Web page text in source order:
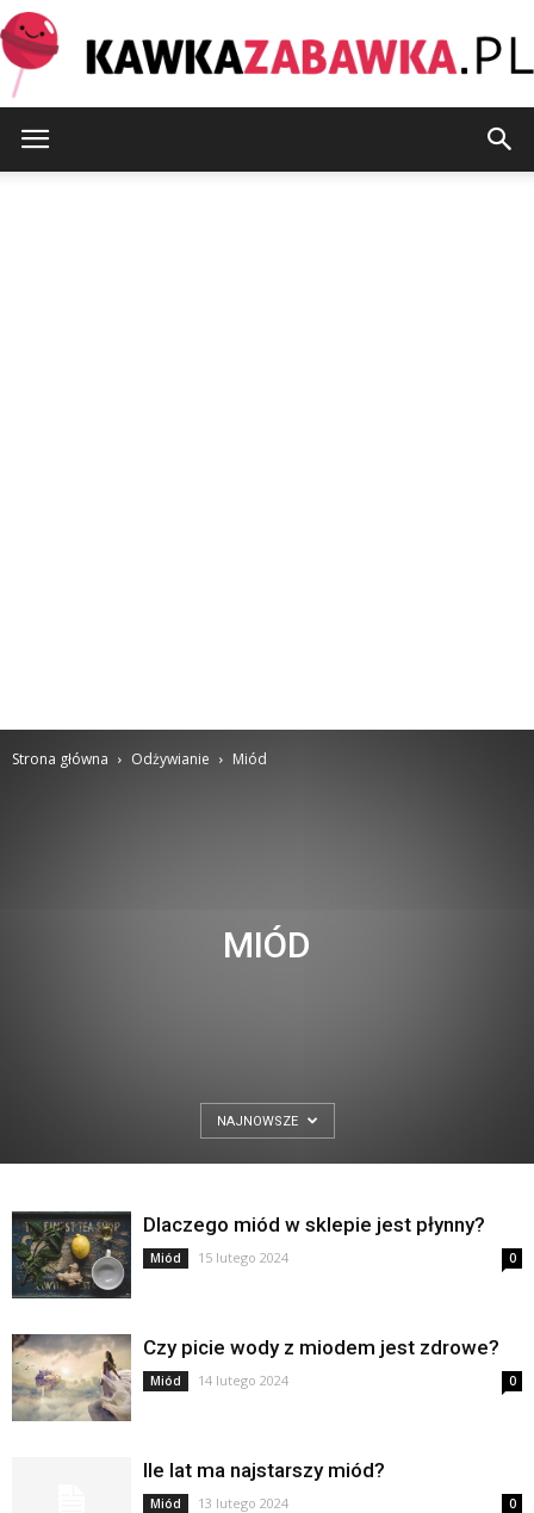
Strona główna Odżywianie Miód
MIÓD
NAJNOWSZE
Dlaczego miód w sklepie jest płynny?
Miód 15 lutego 2024 0
Czy picie wody z miodem jest zdrowe?
Miód 14 lutego 2024 0
Ile lat ma najstarszy miód?
Miód 13 lutego 2024 0